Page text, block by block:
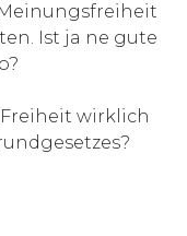
Ist ja ne gute
wirklich